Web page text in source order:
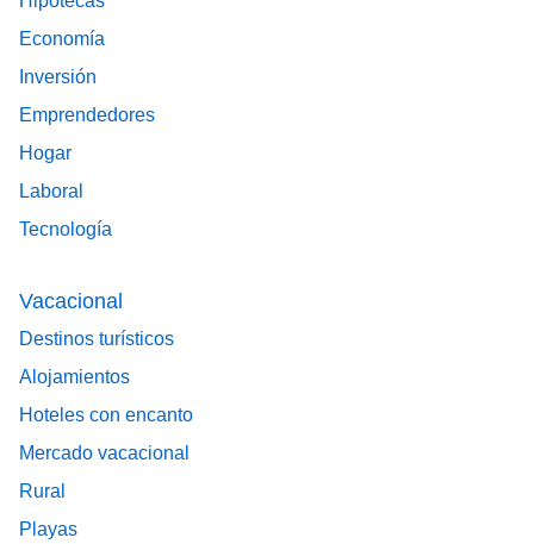
Economía
Inversión
Emprendedores
Hogar
Laboral
Tecnología
Vacacional
Destinos turísticos
Alojamientos
Hoteles con encanto
Mercado vacacional
Rural
Playas